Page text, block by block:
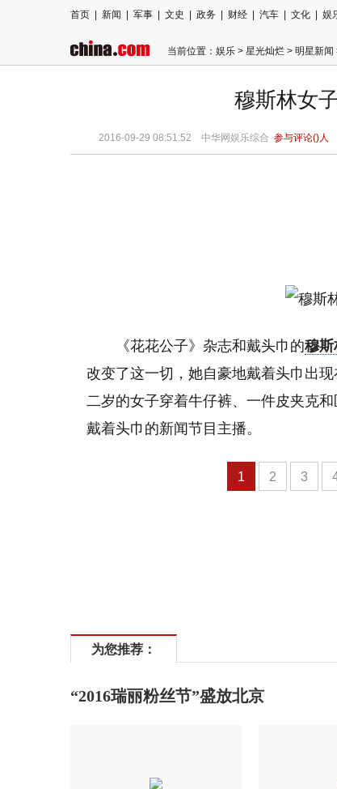
首页 新闻 军事 文史 政务 财经 汽车 文化 娱
当前位置： 娱乐 > 星光灿烂 > 明星新闻
穆斯林女
2016-09-29 08:51:52 中华网娱乐综合 参与评论()人
《花花公子》杂志和戴头巾的穆斯
改变了这一切，她自豪地戴着头巾出
二岁的女子穿着牛仔裤、一件皮夹克
戴着头巾的新闻节目主播。
1 2 3
为您推荐：
“2016瑞丽粉丝节”盛放北京